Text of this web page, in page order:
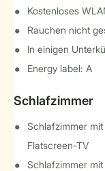
Kostenloses
Rauchen nicht
In einigen
Energy label: A
Schlafzimmer
Schlafzimmer
Flatscreen-TV
Schlafzimmer